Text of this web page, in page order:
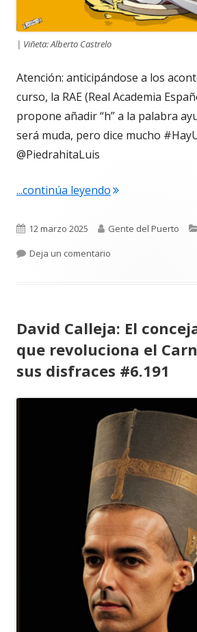
| Viñeta: Alberto Castrelo
Atención: anticipándose a los
curso, la RAE (Real Academia
propone añadir “h” a la palabra
será muda, pero dice mucho
@PiedrahitaLuis
...continúa leyendo"La viñeta de
Publicado
el
12 marzo 2025 Autor
Gente del Puerto
Deja un comentario
David Calleja: El
que revoluciona el
sus disfraces #6.191